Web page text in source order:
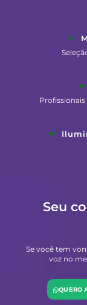
Seu
Se você tem
voz no
QUERO